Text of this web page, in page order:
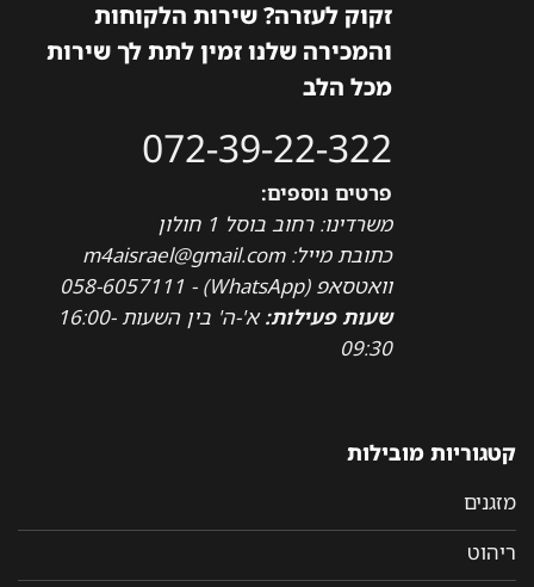
זקוק לעזרה? שירות הלקוחות
והמכירה שלנו זמין לתת לך שירות
מכל הלב
072-39-22-322
פרטים נוספים:
משרדינו: רחוב בוסל 1 חולון
כתובת מייל: m4aisrael@gmail.com
וואטסאפ (WhatsApp) - 058-6057111
שעות פעילות:
א'-ה' בין השעות 16:00-
09:30
קטגוריות מובילות
מזגנים
ריהוט